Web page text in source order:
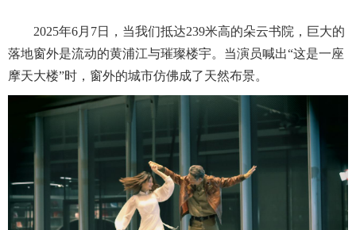
2025年6月7日，当我们抵达239米高的朵云书院，巨大的
落地窗外是流动的黄浦江与璀璨楼宇。当演员喊出“这是一座
摩天大楼”时，窗外的城市仿佛成了天然布景。